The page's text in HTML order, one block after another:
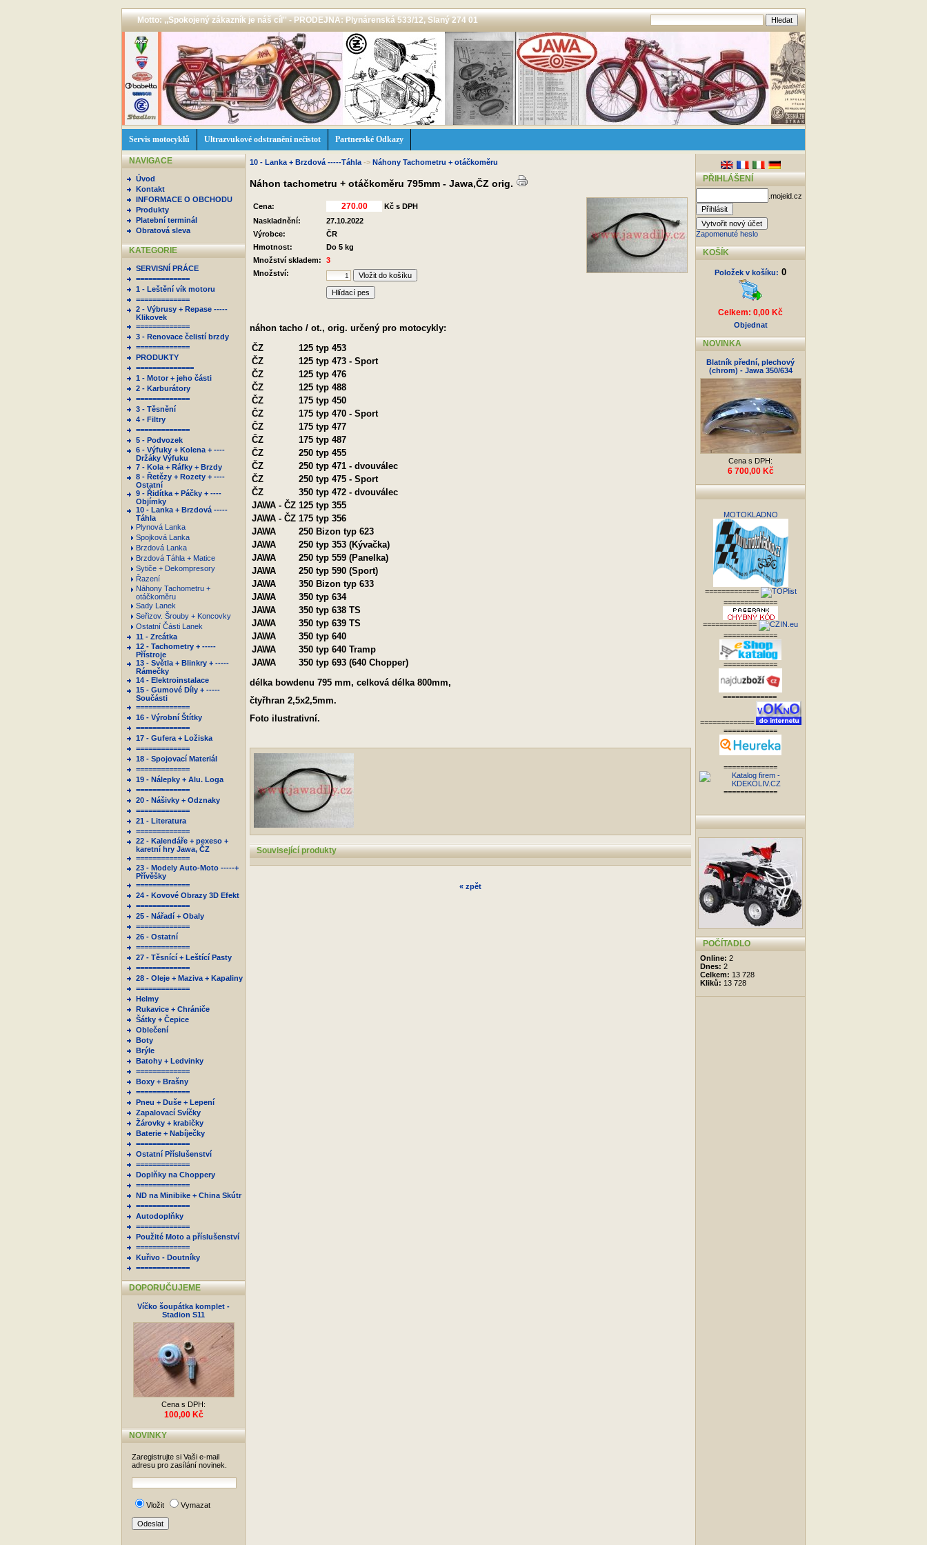
Motto: ,,Spokojený zákazník je náš cíl'' - PRODEJNA: Plynárenská 533/12, Slaný 274 01
Servis motocyklů Ultrazvukové odstranění nečistot Partnerské Odkazy
NAVIGACE
Úvod
Kontakt
INFORMACE O OBCHODU
Produkty
Platební terminál
Obratová sleva
KATEGORIE
SERVISNÍ PRÁCE
=============
1 - Leštění vík motoru
=============
2 - Výbrusy + Repase -----
Klikovek
=============
3 - Renovace čelistí brzdy
=============
PRODUKTY
==============
1 - Motor + jeho části
2 - Karburátory
=============
3 - Těsnění
4 - Filtry
=============
5 - Podvozek
6 - Výfuky + Kolena + ----
Držáky Výfuku
7 - Kola + Ráfky + Brzdy
8 - Řetězy + Rozety + ----
Ostatní
9 - Řidítka + Páčky + ----
Objímky
10 - Lanka + Brzdová -----
Táhla
Plynová Lanka
Spojková Lanka
Brzdová Lanka
Brzdová Táhla + Matice
Sytiče + Dekompresory
Řazení
Náhony Tachometru +
otáčkoměru
Sady Lanek
Seřizov. Šrouby + Koncovky
Ostatní Části Lanek
11 - Zrcátka
12 - Tachometry + -----
Přístroje
13 - Světla + Blinkry + -----
Rámečky
14 - Elektroinstalace
15 - Gumové Díly + -----
Součásti
=============
16 - Výrobní Štítky
=============
17 - Gufera + Ložiska
=============
18 - Spojovací Materiál
=============
19 - Nálepky + Alu. Loga
=============
20 - Nášivky + Odznaky
=============
21 - Literatura
=============
22 - Kalendáře + pexeso +
karetní hry Jawa, ČZ
=============
23 - Modely Auto-Moto -----+
Přívěšky
=============
24 - Kovové Obrazy 3D Efekt
=============
25 - Nářadí + Obaly
=============
26 - Ostatní
=============
27 - Těsnící + Leštící Pasty
=============
28 - Oleje + Maziva + Kapaliny
=============
Helmy
Rukavice + Chrániče
Šátky + Čepice
Oblečení
Boty
Brýle
Batohy + Ledvinky
=============
Boxy + Brašny
=============
Pneu + Duše + Lepení
Zapalovací Svíčky
Žárovky + krabičky
Baterie + Nabíječky
=============
Ostatní Příslušenství
=============
Doplňky na Choppery
=============
ND na Minibike + China Skútr
=============
Autodoplňky
=============
Použité Moto a příslušenství
=============
Kuřivo - Doutníky
=============
DOPORUČUJEME
Víčko šoupátka komplet -
Stadion S11
Cena s DPH:
100,00 Kč
NOVINKY
Zaregistrujte si Vaši e-mail
adresu pro zasílání novinek.
Vložit Vymazat
10 - Lanka + Brzdová -----Táhla -> Náhony Tachometru + otáčkoměru
Náhon tachometru + otáčkoměru 795mm - Jawa,ČZ orig.
Cena:
Kč s DPH
Naskladnění:
27.10.2022
Výrobce:
ČR
Hmotnost:
Do 5 kg
Množství skladem:
3
Množství:
Hlídací pes
náhon tacho / ot., orig. určený pro motocykly:
ČZ
125 typ 453
ČZ
125 typ 473 - Sport
ČZ
125 typ 476
ČZ
125 typ 488
ČZ
175 typ 450
ČZ
175 typ 470 - Sport
ČZ
175 typ 477
ČZ
175 typ 487
ČZ
250 typ 455
ČZ
250 typ 471 - dvouválec
ČZ
250 typ 475 - Sport
ČZ
350 typ 472 - dvouválec
JAWA - ČZ 125 typ 355
JAWA - ČZ 175 typ 356
JAWA
250 Bizon typ 623
JAWA
250 typ 353 (Kývačka)
JAWA
250 typ 559 (Panelka)
JAWA
250 typ 590 (Sport)
JAWA
350 Bizon typ 633
JAWA
350 typ 634
JAWA
350 typ 638 TS
JAWA
350 typ 639 TS
JAWA
350 typ 640
JAWA
350 typ 640 Tramp
JAWA
350 typ 693 (640 Chopper)
délka bowdenu 795 mm, celková délka 800mm,
čtyřhran 2,5x2,5mm.
Foto ilustrativní.
Související produkty
« zpět
PŘIHLÁŠENÍ
.mojeid.cz
Zapomenuté heslo
KOŠÍK
Položek v košíku: 0
Celkem: 0,00 Kč
Objednat
NOVINKA
Blatník přední, plechový
(chrom) - Jawa 350/634
Cena s DPH:
6 700,00 Kč
MOTOKLADNO
=============
=============
=============
=============
=============
=============
=============
=============
=============
=============
POČÍTADLO
Online: 2
Dnes: 2
Celkem: 13 728
Kliků: 13 728